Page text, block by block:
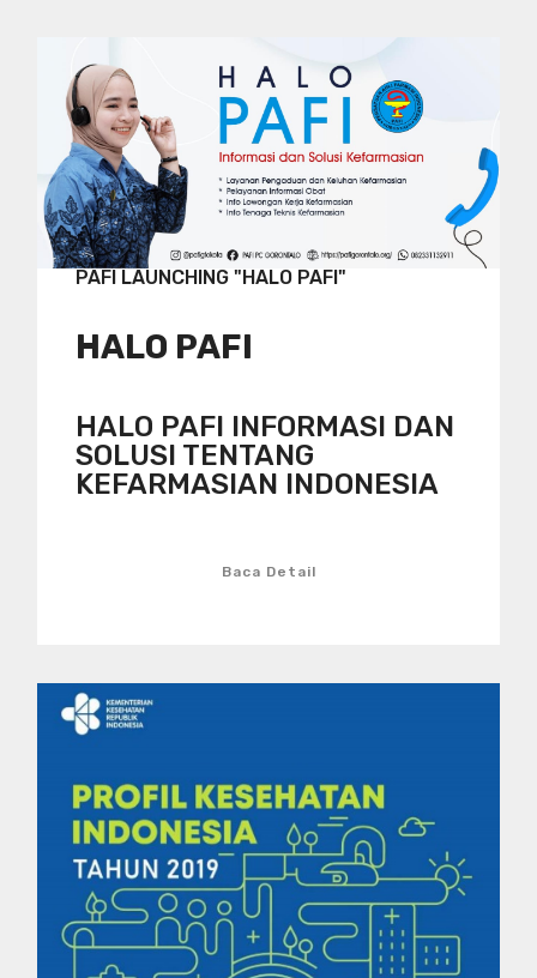
PAFI LAUNCHING "HALO PAFI"
HALO PAFI
HALO PAFI INFORMASI DAN
SOLUSI TENTANG
KEFARMASIAN INDONESIA
Baca Detail